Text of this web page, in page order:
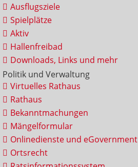
Ausflugsziele
Spielplätze
Aktiv
Hallenfreibad
Downloads, Links und mehr
Politik und Verwaltung
Virtuelles Rathaus
Rathaus
Bekanntmachungen
Mängelformular
Onlinedienste und eGovernment
Ortsrecht